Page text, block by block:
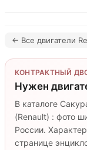
← Все двигатели
КОНТРАКТНЫЙ
Нужен
В каталоге
(Renault) : фото
России.
странице